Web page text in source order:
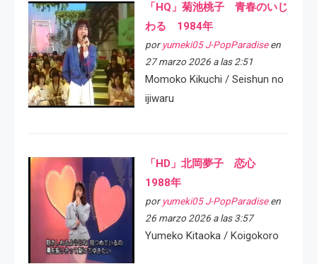
「HQ」菊池桃子 青春のいじ
わる 1984年
por yumeki05 J-PopParadiseen
27 marzo 2026 a las 2:51
Momoko Kikuchi / Seishun no
ijiwaru
「HD」北岡夢子 恋心
1988年
por yumeki05 J-PopParadiseen
26 marzo 2026 a las 3:57
Yumeko Kitaoka / Koigokoro